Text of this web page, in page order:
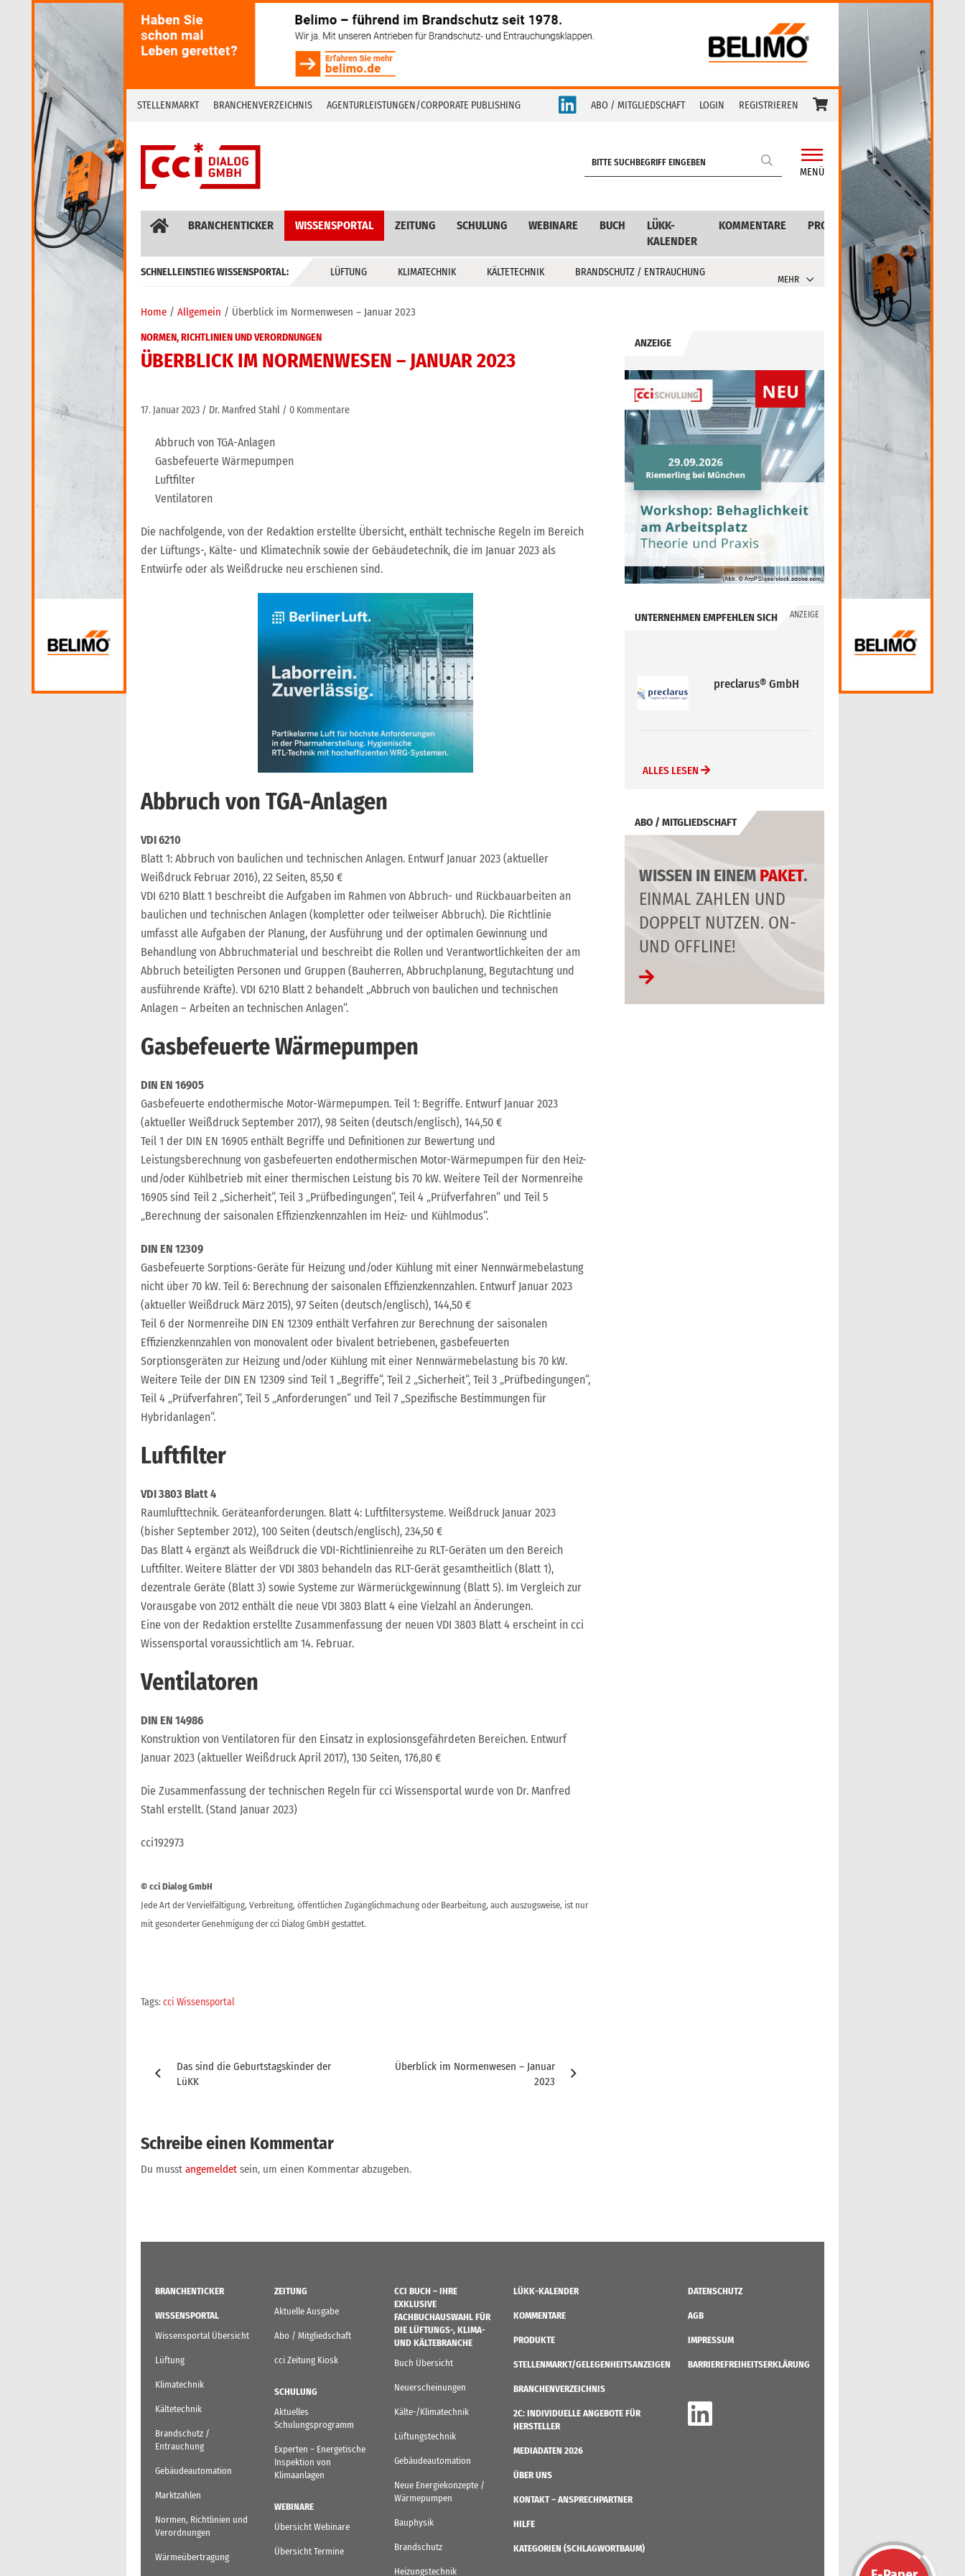
to
content
STELLENMARKT BRANCHENVERZEICHNIS AGENTURLEISTUNGEN/CORPORATE PUBLISHING ABO / MITGLIEDSCHAFT LOGIN REGISTRIEREN
MENÜ
BRANCHENTICKER WISSENSPORTAL ZEITUNG SCHULUNG WEBINARE BUCH
LÜKK-
KALENDER
KOMMENTARE PRODUKTE
SCHNELLEINSTIEG WISSENSPORTAL: LÜFTUNG KLIMATECHNIK KÄLTETECHNIK BRANDSCHUTZ / ENTRAUCHUNG
MEHR
Home Allgemein Überblick im Normenwesen – Januar 2023
NORMEN, RICHTLINIEN UND VERORDNUNGEN
ÜBERBLICK IM NORMENWESEN – JANUAR 2023
17. Januar 2023 Dr. Manfred Stahl 0 Kommentare
Abbruch von TGA-Anlagen
Gasbefeuerte Wärmepumpen
Luftfilter
Ventilatoren
Die nachfolgende, von der Redaktion erstellte Übersicht, enthält technische Regeln im Bereich
der Lüftungs-, Kälte- und Klimatechnik sowie der Gebäudetechnik, die im Januar 2023 als
Entwürfe oder als Weißdrucke neu erschienen sind.
Abbruch von TGA-Anlagen
VDI 6210
Blatt 1: Abbruch von baulichen und technischen Anlagen. Entwurf Januar 2023 (aktueller
Weißdruck Februar 2016), 22 Seiten, 85,50 €
VDI 6210 Blatt 1 beschreibt die Aufgaben im Rahmen von Abbruch- und Rückbauarbeiten an
baulichen und technischen Anlagen (kompletter oder teilweiser Abbruch). Die Richtlinie
umfasst alle Aufgaben der Planung, der Ausführung und der optimalen Gewinnung und
Behandlung von Abbruchmaterial und beschreibt die Rollen und Verantwortlichkeiten der am
Abbruch beteiligten Personen und Gruppen (Bauherren, Abbruchplanung, Begutachtung und
ausführende Kräfte). VDI 6210 Blatt 2 behandelt „Abbruch von baulichen und technischen
Anlagen – Arbeiten an technischen Anlagen“.
Gasbefeuerte Wärmepumpen
DIN EN 16905
Gasbefeuerte endothermische Motor-Wärmepumpen. Teil 1: Begriffe. Entwurf Januar 2023
(aktueller Weißdruck September 2017), 98 Seiten (deutsch/englisch), 144,50 €
Teil 1 der DIN EN 16905 enthält Begriffe und Definitionen zur Bewertung und
Leistungsberechnung von gasbefeuerten endothermischen Motor-Wärmepumpen für den Heiz-
und/oder Kühlbetrieb mit einer thermischen Leistung bis 70 kW. Weitere Teil der Normenreihe
16905 sind Teil 2 „Sicherheit“, Teil 3 „Prüfbedingungen“, Teil 4 „Prüfverfahren“ und Teil 5
„Berechnung der saisonalen Effizienzkennzahlen im Heiz- und Kühlmodus“.
DIN EN 12309
Gasbefeuerte Sorptions-Geräte für Heizung und/oder Kühlung mit einer Nennwärmebelastung
nicht über 70 kW. Teil 6: Berechnung der saisonalen Effizienzkennzahlen. Entwurf Januar 2023
(aktueller Weißdruck März 2015), 97 Seiten (deutsch/englisch), 144,50 €
Teil 6 der Normenreihe DIN EN 12309 enthält Verfahren zur Berechnung der saisonalen
Effizienzkennzahlen von monovalent oder bivalent betriebenen, gasbefeuerten
Sorptionsgeräten zur Heizung und/oder Kühlung mit einer Nennwärmebelastung bis 70 kW.
Weitere Teile der DIN EN 12309 sind Teil 1 „Begriffe“, Teil 2 „Sicherheit“, Teil 3 „Prüfbedingungen“,
Teil 4 „Prüfverfahren“, Teil 5 „Anforderungen“ und Teil 7 „Spezifische Bestimmungen für
Hybridanlagen“.
Luftfilter
VDI 3803 Blatt 4
Raumlufttechnik. Geräteanforderungen. Blatt 4: Luftfiltersysteme. Weißdruck Januar 2023
(bisher September 2012), 100 Seiten (deutsch/englisch), 234,50 €
Das Blatt 4 ergänzt als Weißdruck die VDI-Richtlinienreihe zu RLT-Geräten um den Bereich
Luftfilter. Weitere Blätter der VDI 3803 behandeln das RLT-Gerät gesamtheitlich (Blatt 1),
dezentrale Geräte (Blatt 3) sowie Systeme zur Wärmerückgewinnung (Blatt 5). Im Vergleich zur
Vorausgabe von 2012 enthält die neue VDI 3803 Blatt 4 eine Vielzahl an Änderungen.
Eine von der Redaktion erstellte Zusammenfassung der neuen VDI 3803 Blatt 4 erscheint in cci
Wissensportal voraussichtlich am 14. Februar.
Ventilatoren
DIN EN 14986
Konstruktion von Ventilatoren für den Einsatz in explosionsgefährdeten Bereichen. Entwurf
Januar 2023 (aktueller Weißdruck April 2017), 130 Seiten, 176,80 €
Die Zusammenfassung der technischen Regeln für cci Wissensportal wurde von Dr. Manfred
Stahl erstellt. (Stand Januar 2023)
cci192973
© cci Dialog GmbH
Jede Art der Vervielfältigung, Verbreitung, öffentlichen Zugänglichmachung oder Bearbeitung, auch auszugsweise, ist nur
mit gesonderter Genehmigung der cci Dialog GmbH gestattet.
Tags:cci Wissensportal
Das sind die Geburtstagskinder der
LüKK
Überblick im Normenwesen – Januar
2023
Schreibe einen Kommentar
Du musst angemeldet sein, um einen Kommentar abzugeben.
ANZEIGE
UNTERNEHMEN EMPFEHLEN SICH ANZEIGE
preclarus® GmbH
ALLES LESEN
ABO / MITGLIEDSCHAFT
WISSEN IN EINEM PAKET.
EINMAL ZAHLEN UND
DOPPELT NUTZEN. ON-
UND OFFLINE!
BRANCHENTICKER
WISSENSPORTAL
Wissensportal Übersicht
Lüftung
Klimatechnik
Kältetechnik
Brandschutz /
Entrauchung
Gebäudeautomation
Marktzahlen
Normen, Richtlinien und
Verordnungen
Wärmeübertragung
ZEITUNG
Aktuelle Ausgabe
Abo / Mitgliedschaft
cci Zeitung Kiosk
SCHULUNG
Aktuelles
Schulungsprogramm
Experten – Energetische
Inspektion von
Klimaanlagen
WEBINARE
Übersicht Webinare
Übersicht Termine
CCI BUCH – IHRE
EXKLUSIVE
FACHBUCHAUSWAHL FÜR
DIE LÜFTUNGS-, KLIMA-
UND KÄLTEBRANCHE
Buch Übersicht
Neuerscheinungen
Kälte-/Klimatechnik
Lüftungstechnik
Gebäudeautomation
Neue Energiekonzepte /
Wärmepumpen
Bauphysik
Brandschutz
Heizungstechnik
LÜKK-KALENDER
KOMMENTARE
PRODUKTE
STELLENMARKT/GELEGENHEITSANZEIGEN
BRANCHENVERZEICHNIS
2C: INDIVIDUELLE ANGEBOTE FÜR
HERSTELLER
MEDIADATEN 2026
ÜBER UNS
KONTAKT – ANSPRECHPARTNER
HILFE
KATEGORIEN (SCHLAGWORTBAUM)
DATENSCHUTZ
AGB
IMPRESSUM
BARRIEREFREIHEITSERKLÄRUNG